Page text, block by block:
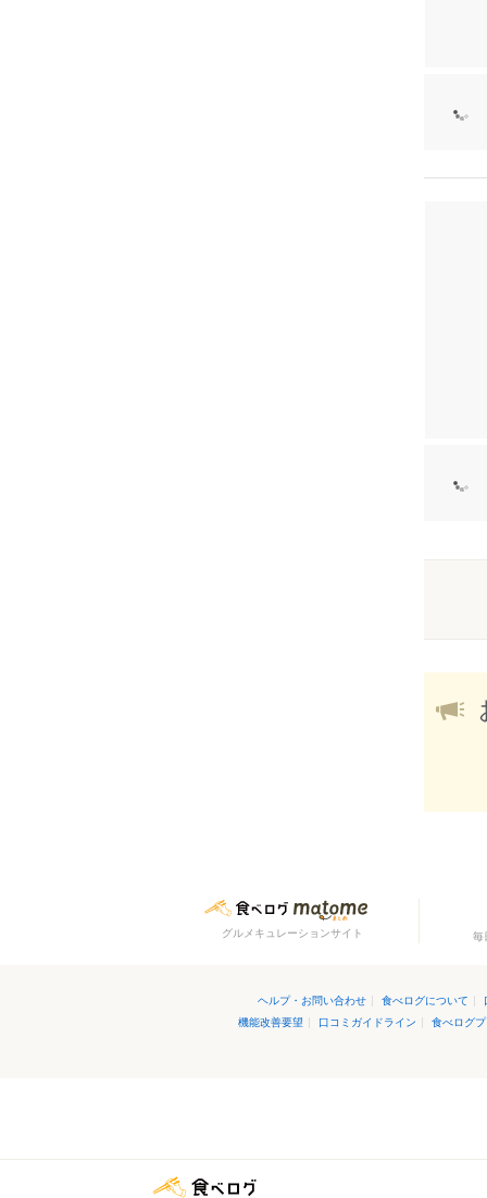
グルメキュレーションサイト 毎
ヘルプ・お問い合わせ | 食べログについて |
機能改善要望 | 口コミガイドライン | 食べログ